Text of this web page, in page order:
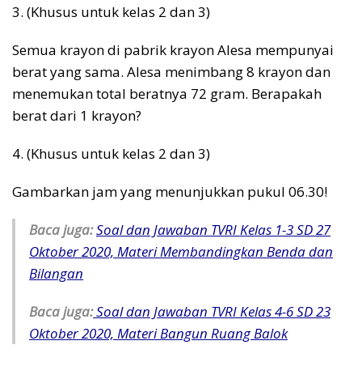
3. (Khusus untuk kelas 2 dan 3)
Semua krayon di pabrik krayon Alesa mempunyai
berat yang sama. Alesa menimbang 8 krayon dan
menemukan total beratnya 72 gram. Berapakah
berat dari 1 krayon?
4. (Khusus untuk kelas 2 dan 3)
Gambarkan jam yang menunjukkan pukul 06.30!
Baca juga:Soal dan Jawaban TVRI Kelas 1-3 SD 27
Oktober 2020, Materi Membandingkan Benda dan
Bilangan
Baca juga:Soal dan Jawaban TVRI Kelas 4-6 SD 23
Oktober 2020, Materi Bangun Ruang Balok